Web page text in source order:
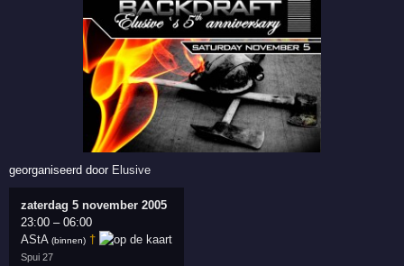
georganiseerd door Elusive
zaterdag 5 november 2005
23:00 –06:00
AStA (binnen) †
Spui 27